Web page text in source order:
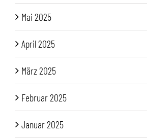
Mai 2025
April 2025
März 2025
Februar 2025
Januar 2025